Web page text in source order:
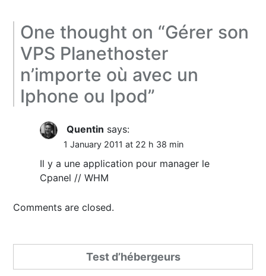
One thought on “Gérer son
VPS Planethoster
n’importe où avec un
Iphone ou Ipod”
Quentin says:
1 January 2011 at 22 h 38 min
Il y a une application pour manager le
Cpanel // WHM
Comments are closed.
Test d’hébergeurs